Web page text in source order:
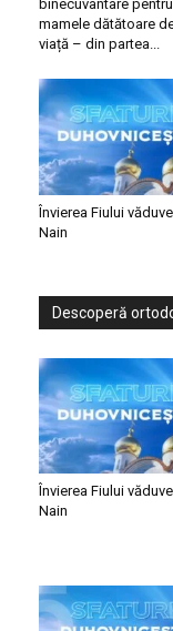
binecuvântare pentru
mamele dătătoare
viață – din partea...
Învierea Fiului
Nain
Descoperă
Învierea Fiului
Nain